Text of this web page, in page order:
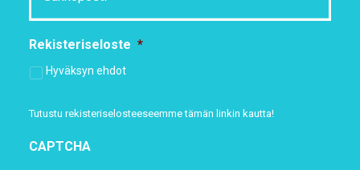
Rekisteriseloste *
Hyväksyn ehdot
Tutustu rekisteriselosteeseemmetämän linkin kautta!
CAPTCHA